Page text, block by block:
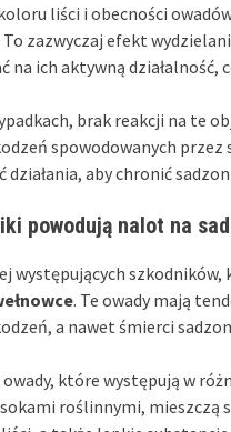
liści i obecności
zazwyczaj efekt
na ich aktywną
brak reakcji na te
spowodowanych
działania, aby chronić
powodują nalot na
występujących
. Te owady mają
a nawet śmierci
owady, które występują w
roślinnymi, mieszczą